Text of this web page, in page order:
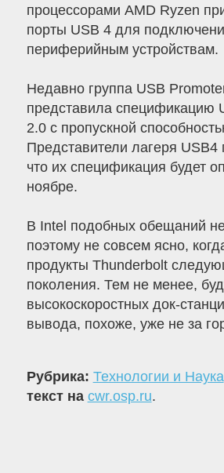
процессорами AMD Ryzen
порты USB 4 для
периферийным устройствам.
Недавно группа USB
представила спецификацию
2.0 с пропускной
Представители лагеря
что их спецификация будет
ноябре.
В Intel подобных обещаний
поэтому не совсем ясно,
продукты Thunderbolt
поколения. Тем не менее,
высокоскоростных док-
вывода, похоже, уже не за
Рубрика: Технологии и Наука
текст на cwr.osp.ru.